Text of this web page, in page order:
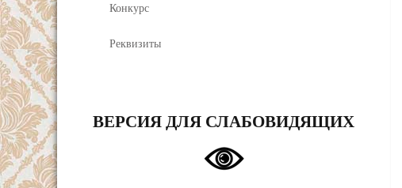
Конкурс
Реквизиты
ВЕРСИЯ ДЛЯ СЛАБОВИДЯЩИХ